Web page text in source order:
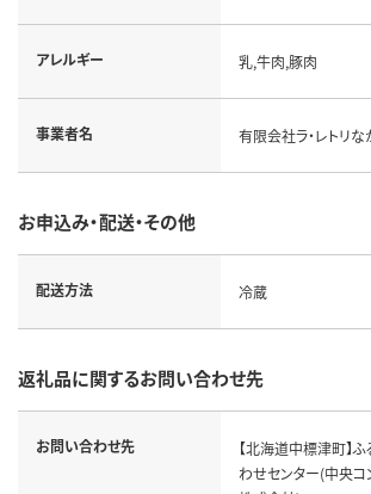
アレルギー 乳,牛肉,豚肉
事業者名 有限会社ラ・レトリ
お申込み・配送・その他
配送方法 冷蔵
返礼品に関するお問い合わせ先
お問い合わせ先
【北海道中標津町】
わせセンター(中央コ